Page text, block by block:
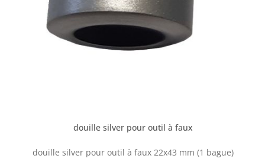
douille silver pour outil à faux
douille silver pour outil à faux 22x43 mm (1 bague)